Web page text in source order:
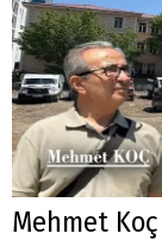
Mehmet Koç